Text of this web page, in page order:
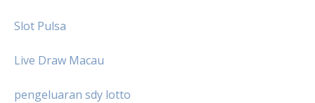
Slot Pulsa
Live Draw Macau
pengeluaran sdy lotto